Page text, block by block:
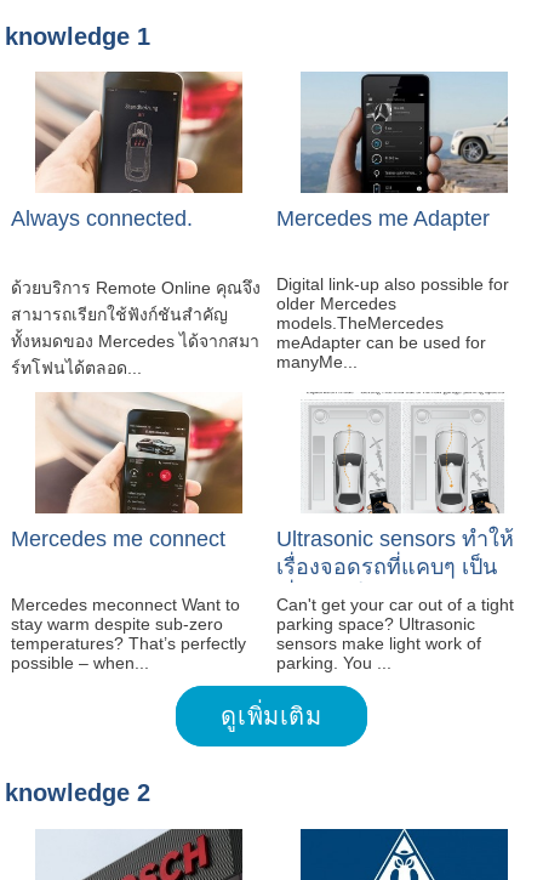
knowledge 1
Always connected.
ด้วยบริการ Remote Online คุณจึง
สามารถเรียกใช้ฟังก์ชันสำคัญ
ทั้งหมดของ Mercedes ได้จากสมา
ร์ทโฟนได้ตลอด...
Mercedes me Adapter
Digital link-up also possible for
older Mercedes
models.TheMercedes
meAdapter can be used for
manyMe...
Mercedes me connect
Mercedes meconnect Want to
stay warm despite sub-zero
temperatures? That’s perfectly
possible – when...
Ultrasonic sensors ทำให้
เรื่องจอดรถที่แคบๆ เป็น
เรื่องง่ายโดยการควบคุม
ผ่าน App
Can't get your car out of a tight
parking space? Ultrasonic
sensors make light work of
parking. You ...
ดูเพิ่มเติม
knowledge 2